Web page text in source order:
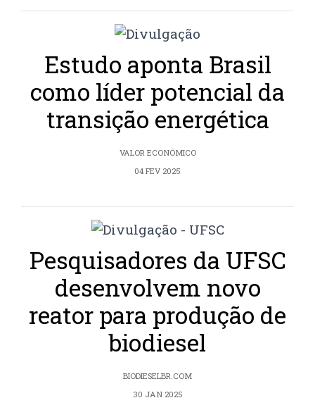
Estudo aponta Brasil
como líder potencial da
transição energética
VALOR ECONÔMICO
04 FEV 2025
Pesquisadores da UFSC
desenvolvem novo
reator para produção de
biodiesel
BIODIESELBR.COM
30 JAN 2025